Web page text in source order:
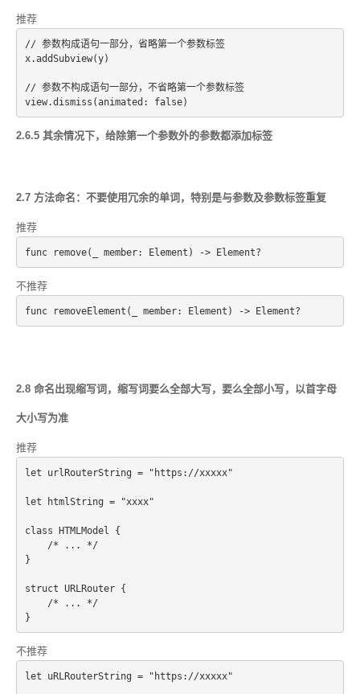
推荐
// 参数构成语句一部分，省略第一个参数标签
x.addSubview(y)
// 参数不构成语句一部分，不省略第一个参数标签
2.6.5 其余情况下，给除第一个参数外的参数都添加标签
2.7 方法命名：不要使用冗余的单词，特别是与参数及参数标签重复
推荐
不推荐
2.8 命名出现缩写词，缩写词要么全部大写，要么全部小写，以首字母
大小写为准
推荐
let urlRouterString = "https://xxxxx"
let htmlString = "xxxx"
class HTMLModel {
    /* ... */
}
struct URLRouter {
    /* ... */
不推荐
let uRLRouterString = "https://xxxxx"